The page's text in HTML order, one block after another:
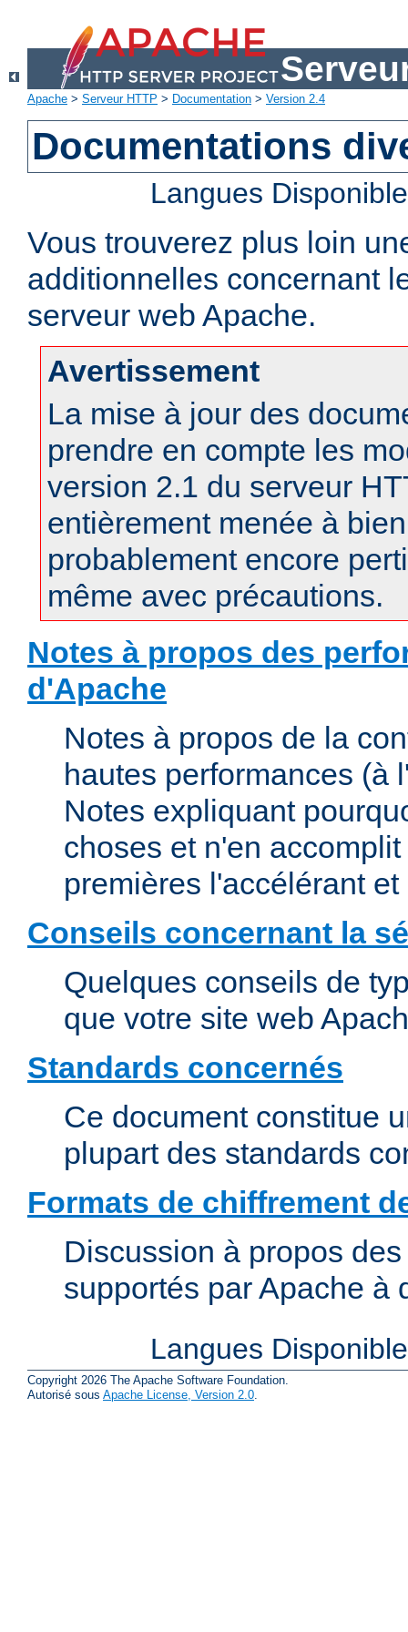
Apache > Serveur HTTP > Documentation > Version 2.4
Documentations
Langues
Vous trouverez plus loin
additionnelles concernant
serveur web Apache.
Avertissement
La mise à jour des
prendre en compte les
version 2.1 du serveur
entièrement menée à
probablement encore
même avec précautions.
Notes à propos des
d'Apache
Notes à propos de la
hautes performances (à
Notes expliquant
choses et n'en
premières l'accélérant
Conseils concernant la
Quelques conseils de
que votre site web
Standards concernés
Ce document constitue
plupart des standards
Formats de chiffrement
Discussion à propos
supportés par Apache à
Langues
Copyright 2026 The Apache Software Foundation.
Autorisé sous Apache License, Version 2.0